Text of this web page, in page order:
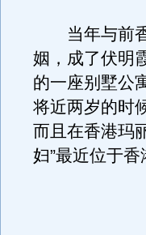
当年与前香
姻，成了伏明
的一座别墅公
将近两岁的时
而且在香港玛
妇”最近位于